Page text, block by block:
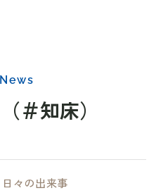
News
＃知床）
日々の出来事